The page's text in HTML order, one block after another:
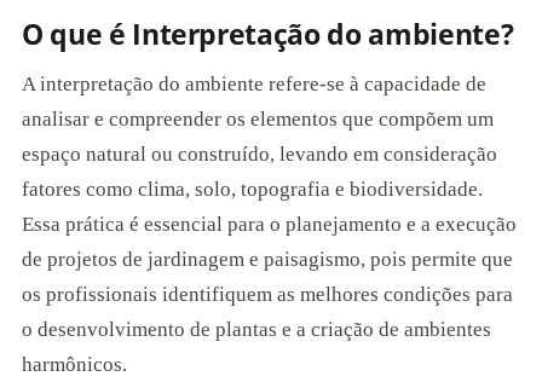
O que é Interpretação do ambiente?
A interpretação do ambiente refere-se à capacidade de
analisar e compreender os elementos que compõem um
espaço natural ou construído, levando em consideração
fatores como clima, solo, topografia e biodiversidade.
Essa prática é essencial para o planejamento e a execução
de projetos de jardinagem e paisagismo, pois permite que
os profissionais identifiquem as melhores condições para
o desenvolvimento de plantas e a criação de ambientes
harmônicos.